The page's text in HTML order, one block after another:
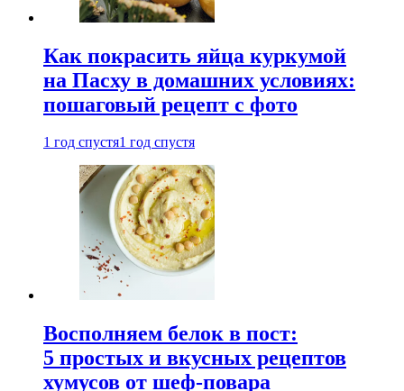
Как покрасить яйца куркумой
на Пасху в домашних условиях:
пошаговый рецепт с фото
1 год спустя1 год спустя
Восполняем белок в пост:
5 простых и вкусных рецептов
хумусов от шеф-повара